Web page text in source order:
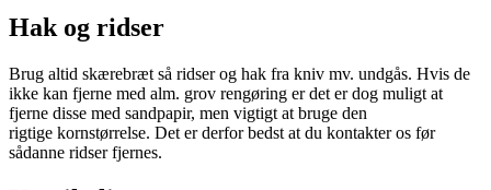
Hak og ridser
Brug altid skærebræt så ridser og hak fra kniv mv. undgås. Hvis de
ikke kan fjerne med alm. grov rengøring er det er dog muligt at
fjerne disse med sandpapir, men vigtigt at bruge den
rigtige kornstørrelse. Det er derfor bedst at du kontakter os før
sådanne ridser fjernes.